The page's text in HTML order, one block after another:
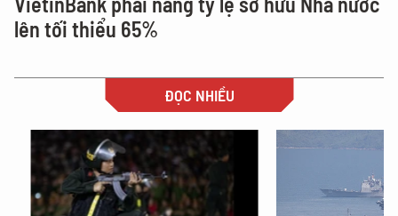
lên tối thiểu 65%
ĐỌC NHIỀU